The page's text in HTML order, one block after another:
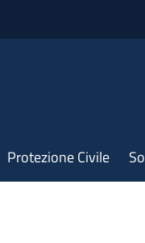
Protezione Civile